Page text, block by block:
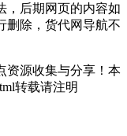
，后期网页的内容如
删除，货代网导航不
源收集与分享！ 本
转载请注明